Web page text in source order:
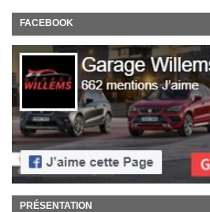
FACEBOOK
PRÉSENTATION